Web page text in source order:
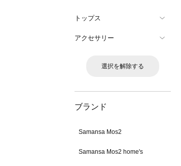
トップス
アクセサリー
選択を解除する
ブランド
Samansa Mos2
Samansa Mos2 home's